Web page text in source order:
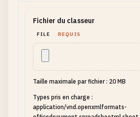
Fichier du classeur
FILE REQUIS
Taille maximale par fichier : 20 MB
Types pris en charge :
application/vnd.openxmlformats-